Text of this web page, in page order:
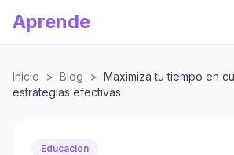
Aprende
Inicio > Blog > Maximiza tu tiempo en
estrategias efectivas
Educacion